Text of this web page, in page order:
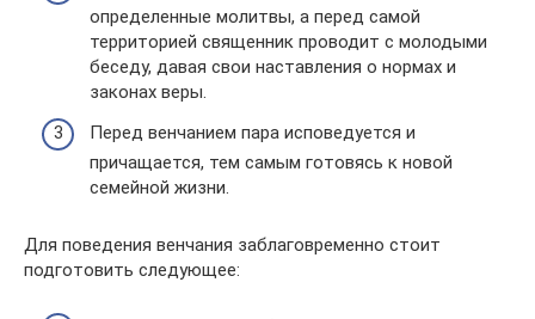
определенные молитвы, а перед самой
территорией священник проводит с молодыми
беседу, давая свои наставления о нормах и
законах веры.
Перед венчанием пара исповедуется и
причащается, тем самым готовясь к новой
семейной жизни.
Для поведения венчания заблаговременно стоит
подготовить следующее: